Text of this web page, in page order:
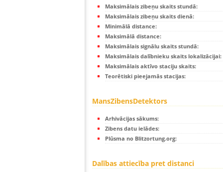
Maksimālais zibeņu skaits stundā:
Maksimālais zibeņu skaits dienā:
Minimālā distance:
Maksimālā distance:
Maksimālais signālu skaits stundā:
Maksimālais dalībnieku skaits lokalizācijai:
Maksimālais aktīvo staciju skaits:
Teorētiski pieejamās stacijas:
MansZibensDetektors
Arhivācijas sākums:
Zibens datu ielādes:
Plūsma no Blitzortung.org:
Dalības attiecība pret distanci